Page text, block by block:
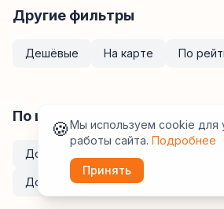
Другие фильтры
Дешёвые На карте По
По цене за ночь
До
До 7 000₽ До10 000
🍪Мы используем cookie для
работы сайта. Подробнее
Принять